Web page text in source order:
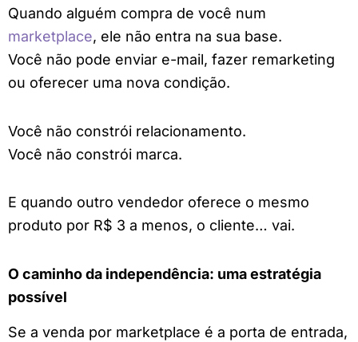
Quando alguém compra de você num
marketplace, ele não entra na sua base.
Você não pode enviar e-mail, fazer remarketing
ou oferecer uma nova condição.
Você não constrói relacionamento.
Você não constrói marca.
E quando outro vendedor oferece o mesmo
produto por R$ 3 a menos, o cliente… vai.
O caminho da independência: uma estratégia
possível
Se a venda por marketplace é a porta de entrada,